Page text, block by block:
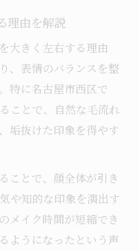
とお手入れ手順
時短テクニック集
インの秘密
ブロウデザイン術
めのデザインポイ
選びとその効果
チュラル美眉のコ
理由を解説
大きく左右する理由
、表情のバランスを整
特に名古屋市西区で
ことで、自然な毛流れ
垢抜けた印象を得やす
ことで、顔全体が引き
や知的な印象を演出す
メイク時間が短縮でき
ようになったという声